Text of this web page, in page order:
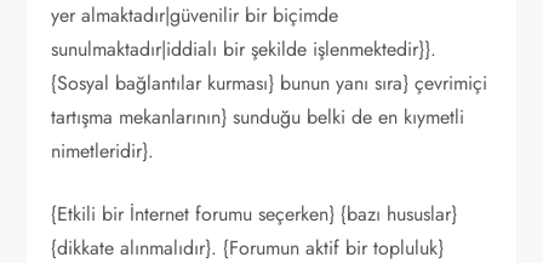
yer almaktadır|güvenilir bir biçimde
sunulmaktadır|iddialı bir şekilde işlenmektedir}}.
{Sosyal bağlantılar kurması} bunun yanı sıra} çevrimiçi
tartışma mekanlarının} sunduğu belki de en kıymetli
nimetleridir}.
{Etkili bir İnternet forumu seçerken} {bazı hususlar}
{dikkate alınmalıdır}. {Forumun aktif bir topluluk}